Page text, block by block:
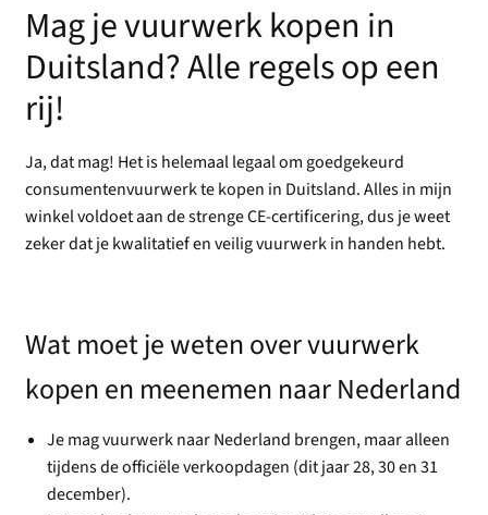
Mag je vuurwerk kopen in
Duitsland? Alle regels op een
rij!
Ja, dat mag! Het is helemaal legaal om goedgekeurd
consumentenvuurwerk te kopen in Duitsland. Alles in mijn
winkel voldoet aan de strenge CE-certificering, dus je weet
zeker dat je kwalitatief en veilig vuurwerk in handen hebt.
Wat moet je weten over vuurwerk
kopen en meenemen naar Nederland
Je mag vuurwerk naar Nederland brengen, maar alleen
tijdens de officiële verkoopdagen (dit jaar 28, 30 en 31
december).